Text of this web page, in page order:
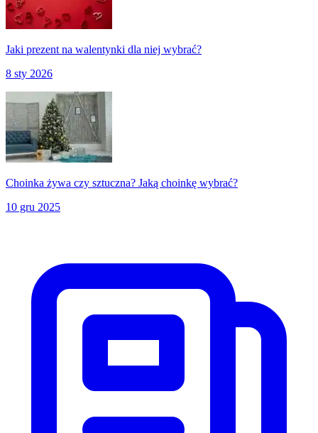
Jaki prezent na walentynki dla niej wybrać?
8 sty 2026
Choinka żywa czy sztuczna? Jaką choinkę wybrać?
10 gru 2025